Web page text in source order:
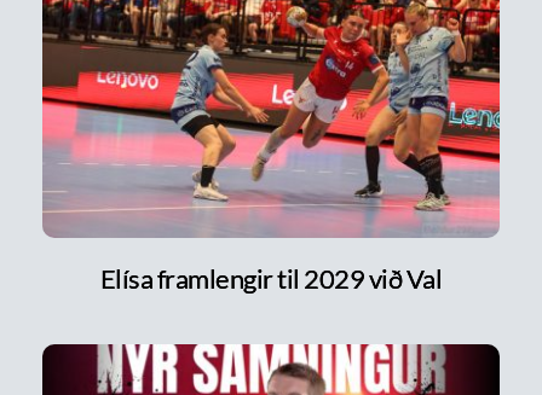
Elísa framlengir til 2029 við Val